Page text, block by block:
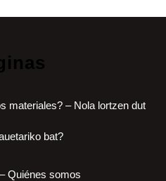
materiales? – Nola lortzen dut
bat?
Quiénes somos